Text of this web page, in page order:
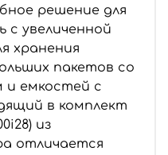
решение для
с увеличенной
хранения
пакетов со
и емкостей с
в комплект
из
отличается